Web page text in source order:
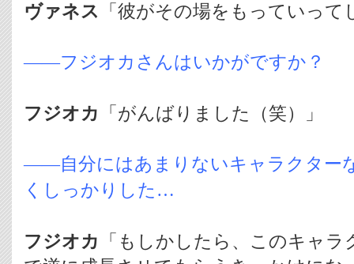
ヴァネス 「彼がその場をもっていっ
――フジオカさんはいかがですか？
フジオカ 「がんばりました（笑）」
――自分にはあまりないキャラクター
くしっかりした…
フジオカ
「もしかしたら、このキャ